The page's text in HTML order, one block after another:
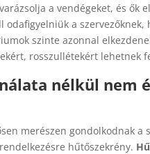
a vendégeket, és ők
odafigyelniük a szervezőknek,
szinte azonnal
rosszullétekért lehetnek
nélkül nem
merészen gondolkodnak a
hűtőszekrény.